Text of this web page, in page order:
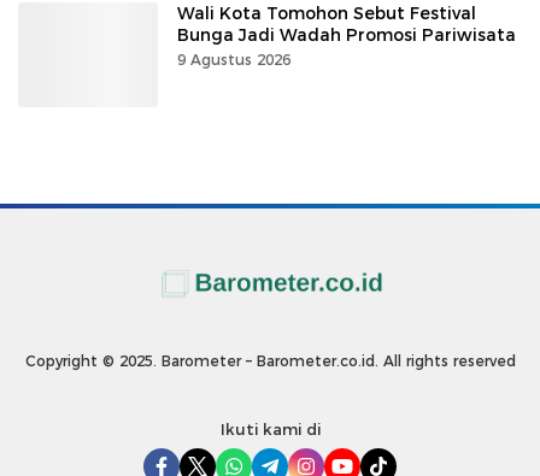
Wali Kota Tomohon Sebut Festival
Bunga Jadi Wadah Promosi Pariwisata
9 Agustus 2026
Copyright © 2025. Barometer – Barometer.co.id. All rights reserved
Ikuti kami di